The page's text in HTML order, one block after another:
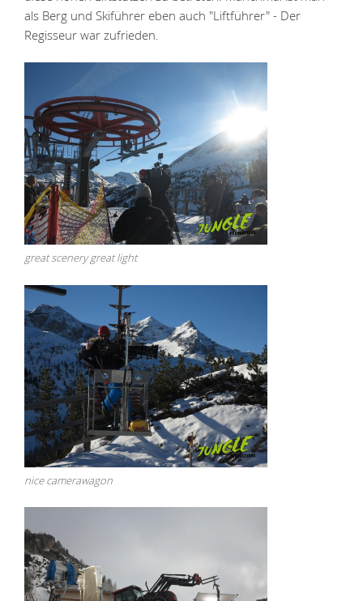
als Berg und Skiführer eben auch "Liftführer" - Der
Regisseur war zufrieden.
great scenery great light
nice camerawagon